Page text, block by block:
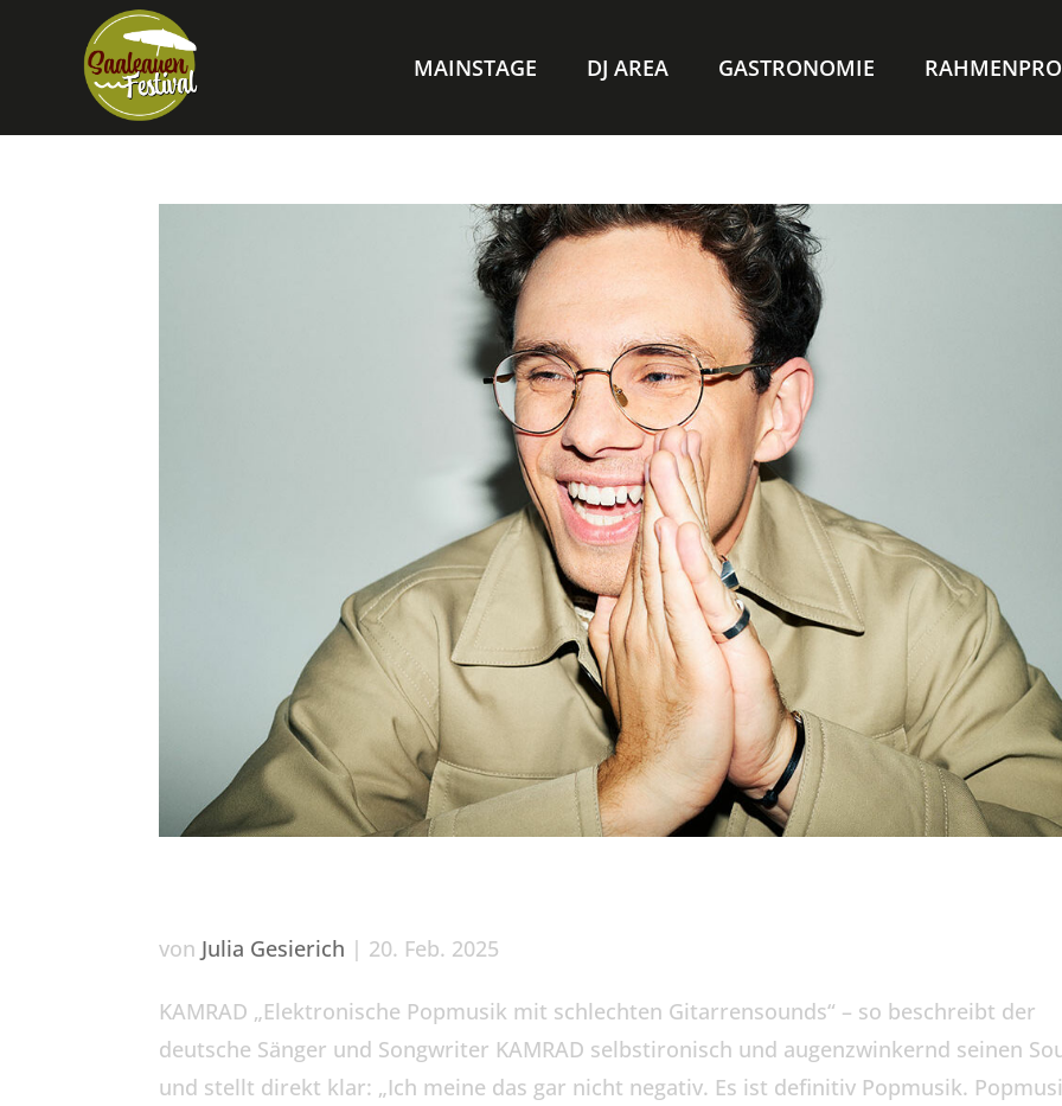
MAINSTAGE DJ AREA GASTRONOMIE
von Julia Gesierich | 20. Feb. 2025
KAMRAD „Elektronische Popmusik mit schlechten Gitarrensounds“ – so beschreibt der
deutsche Sänger und Songwriter KAMRAD selbstironisch und augenzwinkernd seinen
und stellt direkt klar: „Ich meine das gar nicht negativ. Es ist definitiv Popmusik.